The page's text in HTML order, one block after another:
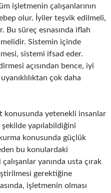
işletmenin çalışanlarının
olur. İyiler teşvik edilmeli,
süreç esnasında iflah
Sistemin içinde
sistemi ifsad eder.
açısından bence, iyi
çok daha
konusunda yetenekli insanlar
şekilde yapılabildiğini
konusunda güçlük
bu konulardaki
yanında usta çırak
gerektiğine
işletmenin olması